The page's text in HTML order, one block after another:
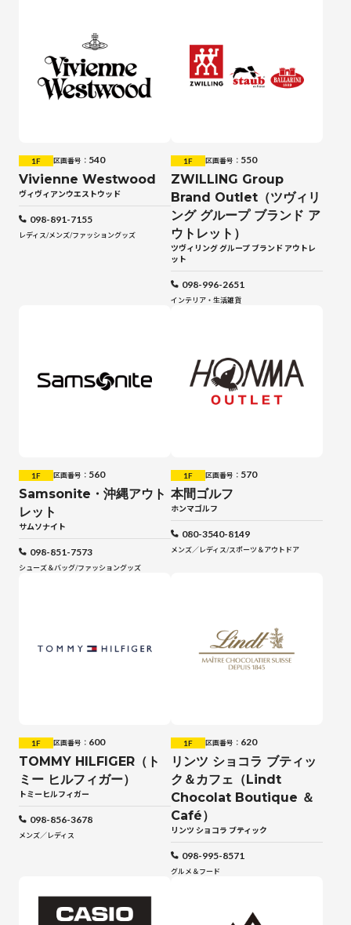
1F 区画番号： 540
Vivienne Westwood
ヴィヴィアンウエストウッド
098-891-7155
レディス/メンズ/ファッショングッズ
1F 区画番号： 550
ZWILLING Group
Brand Outlet（ツヴィリ
ング グループ ブランド ア
ウトレット）
ツヴィリング グループ ブランド アウトレ
ット
098-996-2651
インテリア・生活雑貨
1F 区画番号： 560
Samsonite・沖縄アウト
レット
サムソナイト
098-851-7573
シューズ＆バッグ/ファッショングッズ
1F 区画番号： 570
本間ゴルフ
ホンマゴルフ
080-3540-8149
メンズ／レディス/スポーツ＆アウトドア
1F 区画番号： 600
TOMMY HILFIGER（ト
ミー ヒルフィガー）
トミーヒルフィガー
098-856-3678
メンズ／レディス
1F 区画番号： 620
リンツ ショコラ ブティッ
ク＆カフェ（Lindt
Chocolat Boutique ＆
Café）
リンツ ショコラ ブティック
098-995-8571
グルメ＆フード